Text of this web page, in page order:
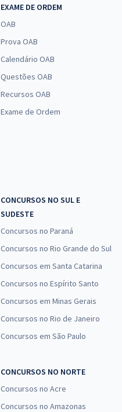
EXAME DE ORDEM
OAB
Prova OAB
Calendário OAB
Questões OAB
Recursos OAB
Exame de Ordem
CONCURSOS NO SUL E
SUDESTE
Concursos no Paraná
Concursos no Rio Grande do Sul
Concursos em Santa Catarina
Concursos no Espírito Santo
Concursos em Minas Gerais
Concursos no Rio de Janeiro
Concursos em São Paulo
CONCURSOS NO NORTE
Concursos no Acre
Concursos no Amazonas